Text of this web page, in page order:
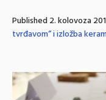
Published2. kolovoza
tvrđavom“ i izložba